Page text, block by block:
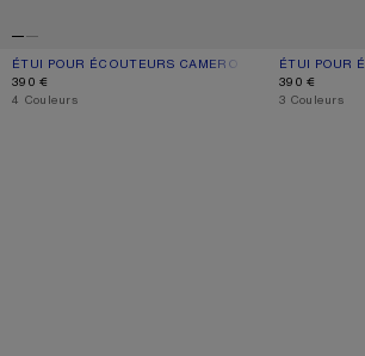
ÉTUI POUR ÉCOUTEURS CAMERO
COULEUR ACTUELLE: MARRON CHOCOLAT
PRIX : 390 €.
390 €
,4 Couleurs
ÉTUI POUR
COULEUR
PRIX : 390 €.
390 €
,3 Couleurs